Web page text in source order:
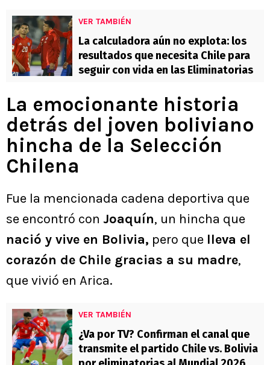
VER TAMBIÉN
La calculadora aún no explota: los
resultados que necesita Chile para
seguir con vida en las Eliminatorias
La emocionante historia
detrás del joven boliviano
hincha de la Selección
Chilena
Fue la mencionada cadena deportiva que
se encontró con Joaquín, un hincha que
nació y vive en Bolivia, pero que lleva el
corazón de Chile gracias a su madre,
que vivió en Arica.
VER TAMBIÉN
¿Va por TV? Confirman el canal que
transmite el partido Chile vs. Bolivia